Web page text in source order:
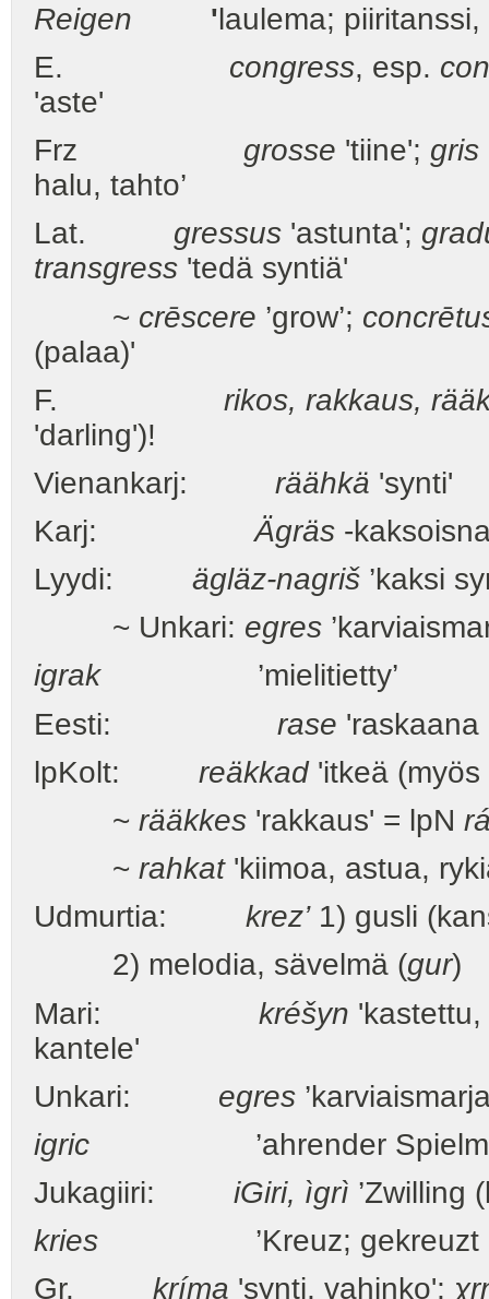
Reigen
'laulema;
E. congress, esp.
'aste'
Frz grosse 'tiine'; gris
halu, tahto’
Lat. gressus 'astunta';
transgress 'tedä syntiä'
~ crēscere ’grow’;
(palaa)'
F. rikos, rakkaus,
'darling')!
Vienankarj: räähkä 'synti'
Karj:Ägräs -
Lyydi: ägläz-nagriš ’kaksi
~ Unkari: egres
igrak’mielitietty’
Eesti: rase
lpKolt: reäkkad'itkeä (myös
~ rääkkes 'rakkaus' = lpN
~ rahkat'kiimoa, astua,
Udmurtia: krez’1) gusli
2) melodia, sävelmä (gur)
Mari: kréšyn
kantele'
Unkari: egres
igric ’ahrender
Jukagiiri: iGiri, ìgrì ’Zwilling
kries ’Kreuz; gekreuzt
Gr. kríma 'synti, vahinko';